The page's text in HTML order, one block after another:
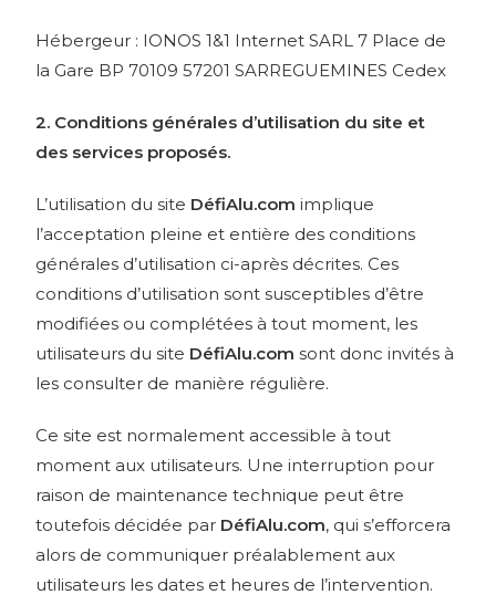
Hébergeur : IONOS 1&1 Internet SARL 7 Place de
la Gare BP 70109 57201 SARREGUEMINES Cedex
2. Conditions générales d’utilisation du site et
des services proposés.
L’utilisation du site DéfiAlu.com implique
l’acceptation pleine et entière des conditions
générales d’utilisation ci-après décrites. Ces
conditions d’utilisation sont susceptibles d’être
modifiées ou complétées à tout moment, les
utilisateurs du site DéfiAlu.com sont donc invités à
les consulter de manière régulière.
Ce site est normalement accessible à tout
moment aux utilisateurs. Une interruption pour
raison de maintenance technique peut être
toutefois décidée par DéfiAlu.com, qui s’efforcera
alors de communiquer préalablement aux
utilisateurs les dates et heures de l’intervention.